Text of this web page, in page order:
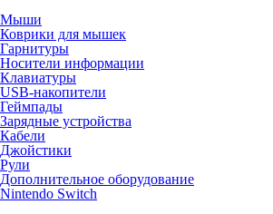
Мыши
Коврики для мышек
Гарнитуры
Носители информации
Клавиатуры
USB-накопители
Геймпады
Зарядные устройства
Кабели
Джойстики
Рули
Дополнительное оборудование
Nintendo Switch